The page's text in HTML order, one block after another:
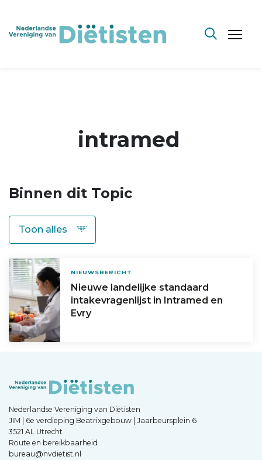
intramed
Binnen dit Topic
NIEUWSBERICHT
Nieuwe landelijke standaard
intakevragenlijst in Intramed en
Evry
Nederlandse Vereniging van Diëtisten
JIM | 6e verdieping Beatrixgebouw | Jaarbeursplein 6
3521 AL Utrecht
Route en bereikbaarheid
bureau@nvdietist.nl